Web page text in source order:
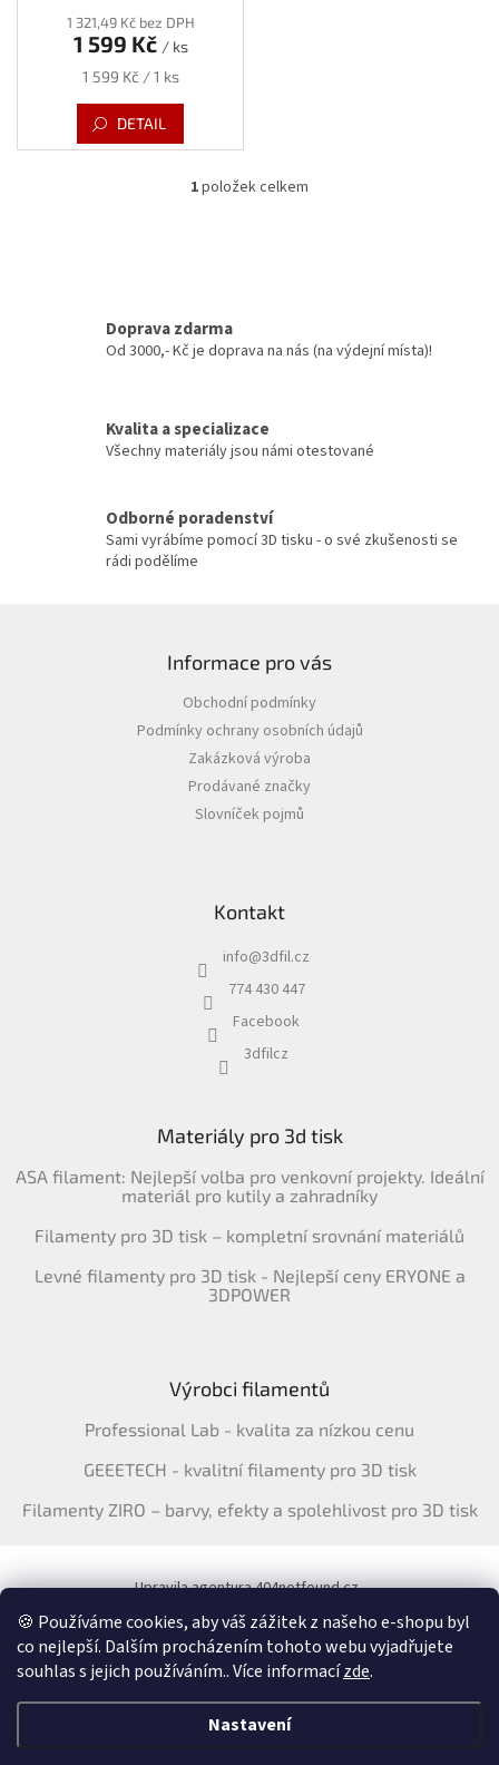
🍪 Používáme cookies, aby váš zážitek z našeho e-shopu byl
co nejlepší. Dalším procházením tohoto webu vyjadřujete
souhlas s jejich používáním.. Více informacízde.
Nastavení
1 321,49 Kč bez DPH
1 599 Kč / ks
Měrná
1 599 Kč / 1 ks
DETAIL
O
í
k
y
p
i
1položek celkem
Doprava zdarma
Od 3000,- Kč je doprava na nás (na výdejní místa)!
Kvalita a specializace
Všechny materiály jsou námi otestované
Odborné poradenství
Sami vyrábíme pomocí 3D tisku - o své zkušenosti se
rádi podělíme
Informace pro vás
Obchodní podmínky
Podmínky ochrany osobních údajů
Zakázková výroba
Prodávané značky
Slovníček pojmů
Kontakt
info@3dfil.cz
774 430 447
Facebook
3dfilcz
Materiály pro 3d tisk
ASA filament: Nejlepší volba pro venkovní projekty. Ideální
materiál pro kutily a zahradníky
Filamenty pro 3D tisk – kompletní srovnání materiálů
Levné filamenty pro 3D tisk - Nejlepší ceny ERYONE a
3DPOWER
Výrobci filamentů
Professional Lab - kvalita za nízkou cenu
GEEETECH - kvalitní filamenty pro 3D tisk
Filamenty ZIRO – barvy, efekty a spolehlivost pro 3D tisk
Upravila agentura 404notfound.cz
Katalog filamentů ERYONE pro ČR
Vytvořil Shoptet &